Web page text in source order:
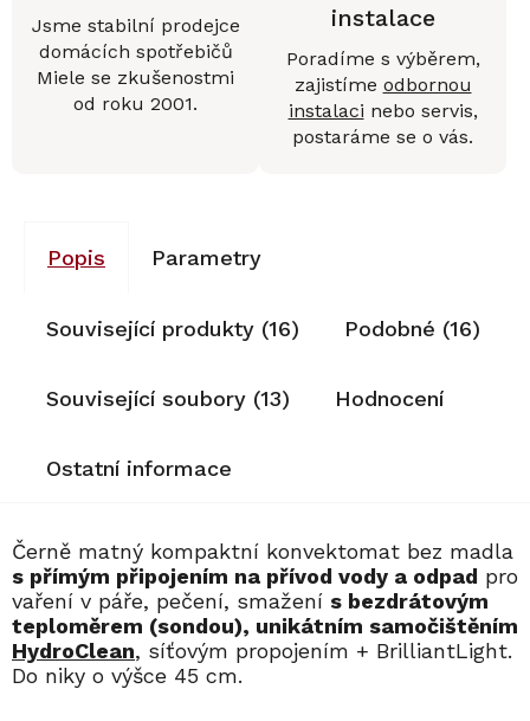
Jsme stabilní prodejce
domácích spotřebičů
Miele se zkušenostmi
od roku 2001.
instalace
Poradíme s výběrem,
zajistíme odbornou
instalaci nebo servis,
postaráme se o vás.
Popis Parametry
Související produkty (16) Podobné (16)
Související soubory (13) Hodnocení
Ostatní informace
Černě matný kompaktní konvektomat bez madla
s přímým připojením na přívod vody a odpad pro
vaření v páře, pečení, smažení s bezdrátovým
teploměrem (sondou), unikátním samočištěním
HydroClean, síťovým propojením + BrilliantLight.
Do niky o výšce 45 cm.